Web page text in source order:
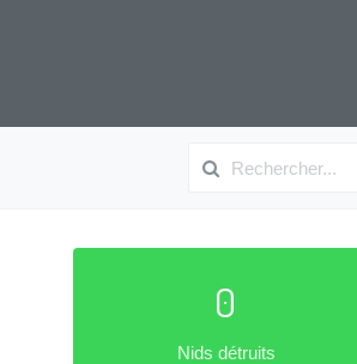
0
Nids détruits